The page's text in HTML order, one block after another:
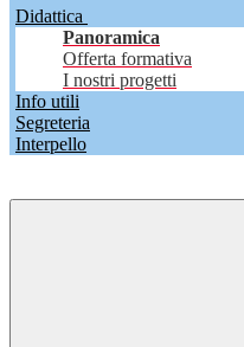
Didattica
Panoramica
Offerta formativa
I nostri progetti
Info utili
Segreteria
Interpello